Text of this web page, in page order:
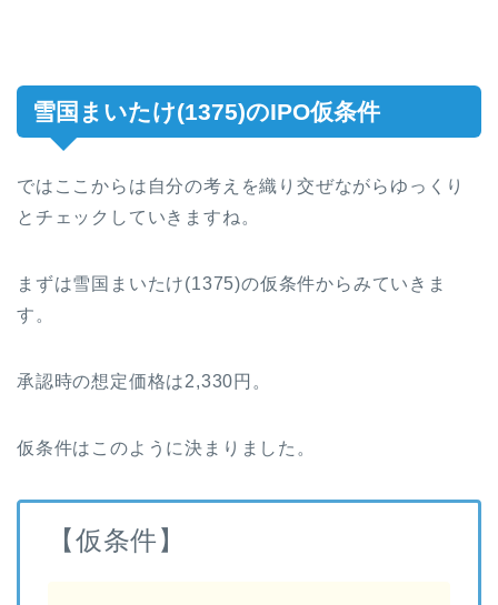
雪国まいたけ(1375)のIPO仮条件
ではここからは自分の考えを織り交ぜながらゆっくり
とチェックしていきますね。
まずは雪国まいたけ(1375)の仮条件からみていきま
す。
承認時の想定価格は2,330円。
仮条件はこのように決まりました。
【仮条件】